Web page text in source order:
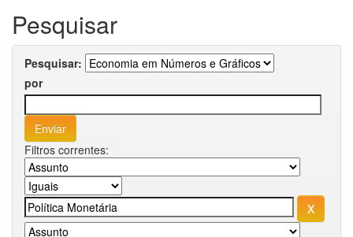
Pesquisar
Pesquisar:
por
Filtros correntes: